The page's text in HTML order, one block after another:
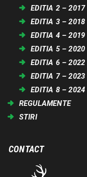
EDITIA 2 – 2017
EDITIA 3 – 2018
EDITIA 4 – 2019
EDITIA 5 – 2020
EDITIA 6 – 2022
EDITIA 7 – 2023
EDITIA 8 – 2024
REGULAMENTE
STIRI
CONTACT